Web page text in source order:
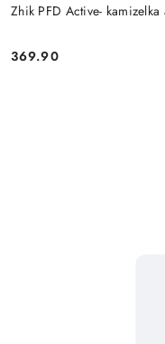
Zhik PFD Active- kamizelka
Cena:
369.90